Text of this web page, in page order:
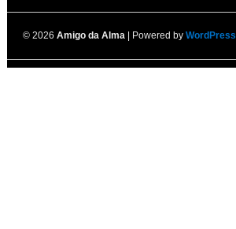
© 2026 Amigo da Alma | Powered by WordPress